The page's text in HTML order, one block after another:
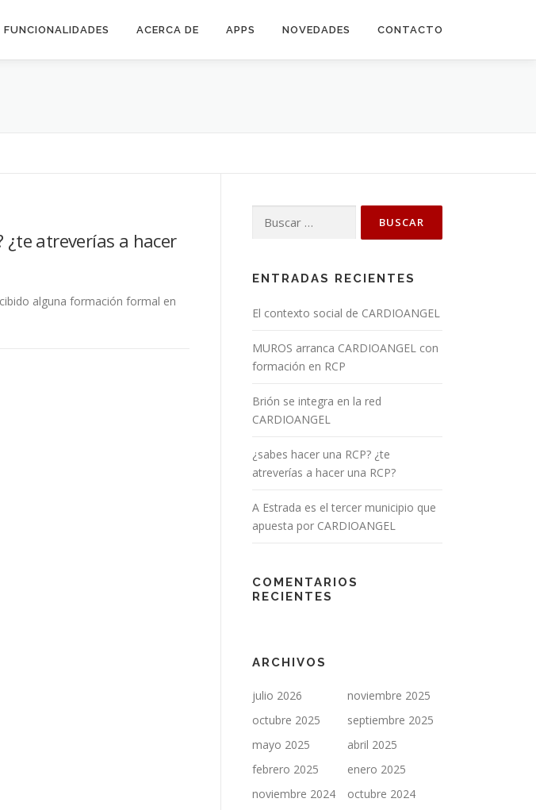
FUNCIONALIDADES ACERCA DE APPS NOVEDADES CONTACTO
¿te atreverías a hacer
alguna formación formal en
ENTRADAS RECIENTES
El contexto social de CARDIOANGEL
MUROS arranca CARDIOANGEL con
formación en RCP
Brión se integra en la red
CARDIOANGEL
¿sabes hacer una RCP? ¿te
atreverías a hacer una RCP?
A Estrada es el tercer municipio que
apuesta por CARDIOANGEL
COMENTARIOS
RECIENTES
ARCHIVOS
julio 2026
noviembre 2025
octubre 2025
septiembre 2025
mayo 2025
abril 2025
febrero 2025
enero 2025
noviembre 2024
octubre 2024